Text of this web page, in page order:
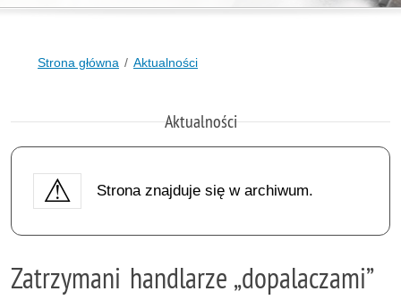
Strona główna Aktualności
Aktualności
Strona znajduje się w archiwum.
Zatrzymani handlarze „dopalaczami”